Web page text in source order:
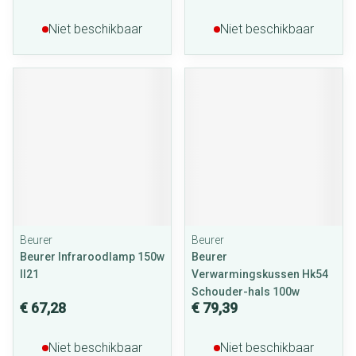
Niet beschikbaar Niet beschikbaar
Beurer
Beurer Infraroodlamp 150w
Il21
€ 67,28
Niet beschikbaar
Beurer
Beurer
Verwarmingskussen Hk54
Schouder-hals 100w
€ 79,39
Niet beschikbaar